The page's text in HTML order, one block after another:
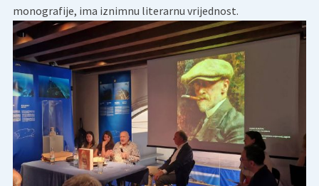
monografije, ima iznimnu literarnu vrijednost.